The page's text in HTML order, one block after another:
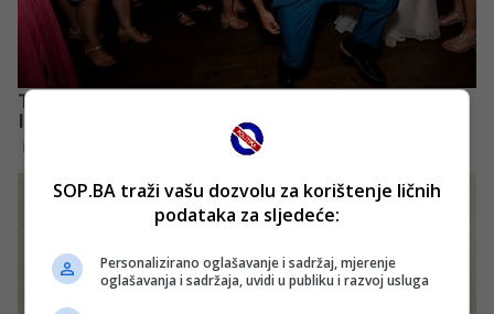
SOP.BA traži vašu dozvolu za korištenje ličnih
podataka za sljedeće:
Personalizirano oglašavanje i sadržaj, mjerenje
oglašavanja i sadržaja, uvidi u publiku i razvoj usluga